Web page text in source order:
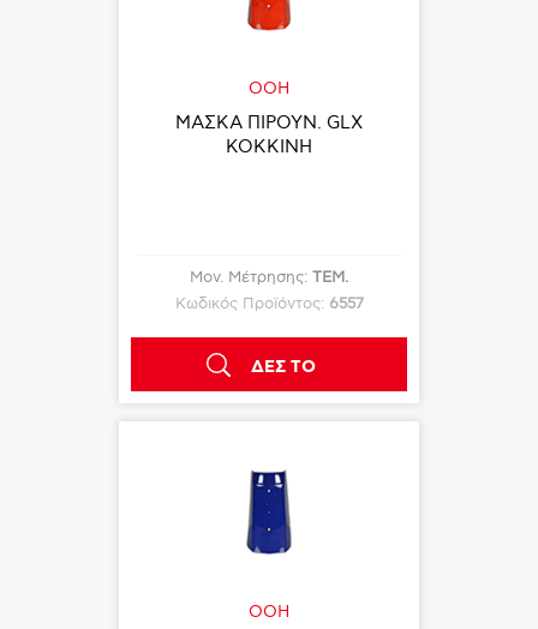
OOH
ΜΑΣΚΑ ΠΙΡΟΥΝ. GLX
ΚΟΚΚΙΝΗ
Μον. Μέτρησης: ΤΕΜ.
Κωδικός Προϊόντος: 6557
ΔΕΣ ΤΟ
OOH